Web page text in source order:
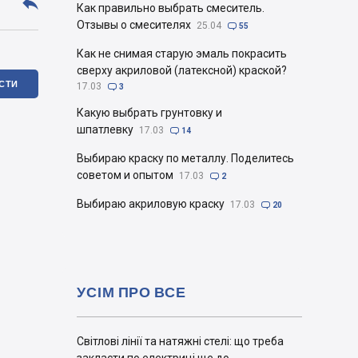
Как правильно выбрать смеситель.
Отзывы о смесителях 25.04  55
Как не снимая старую эмаль покрасить
сверху акриловой (латексной) краской?
17.03  3
Какую выбрать грунтовку и
шпатлевку 17.03  14
Выбираю краску по металлу. Поделитесь
советом и опытом
17.03  2
Выбираю акриловую краску 17.03  20
Світлові лінії та натяжні стелі: що треба
УСІМ ПРО ВСЕ